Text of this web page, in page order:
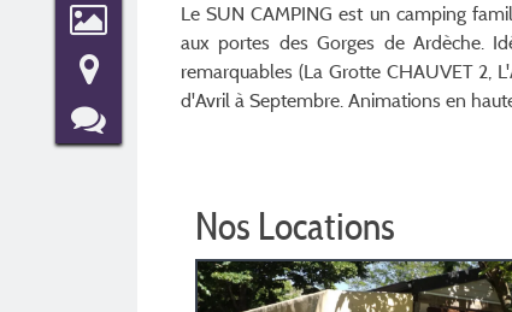
Le SUN CAMPING est un camping
aux portes des Gorges de Ardèche.
remarquables (La Grotte CHAUVET 2,
d'Avril à Septembre. Animations en
Nos Locations